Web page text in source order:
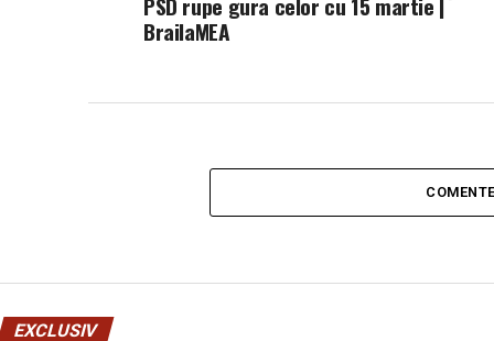
BrailaMEA
EXCLUSIV